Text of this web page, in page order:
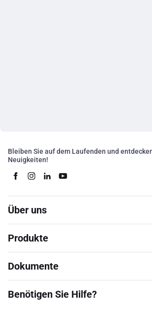
Bleiben Sie auf dem Laufenden und
Neuigkeiten!
Über uns
Produkte
Dokumente
Benötigen Sie Hilfe?